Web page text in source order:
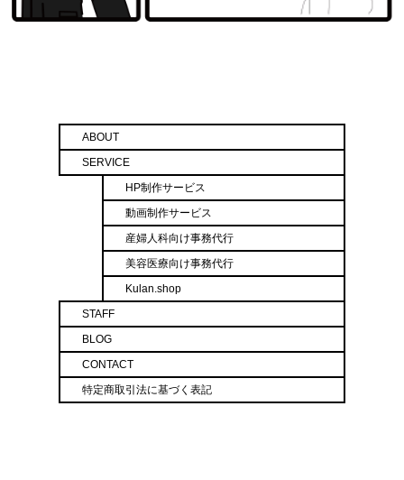
ABOUT
SERVICE
HP制作サービス
動画制作サービス
産婦人科向け事務代行
美容医療向け事務代行
Kulan.shop
STAFF
BLOG
CONTACT
特定商取引法に基づく表記